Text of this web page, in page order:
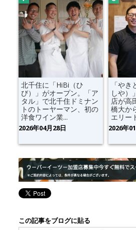
北千住に「HiBi（ひ
び）」がオープン。「ア
タル」で北千住ドミナン
トのトーヤーマン、初の
洋食ワイン業...
2026年04月28日
「や
しや）
店が高
橋大か
エリー
2026年
この記事をブログに貼る